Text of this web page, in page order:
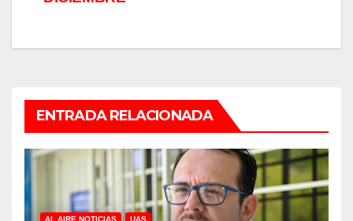
ENTRADA RELACIONADA